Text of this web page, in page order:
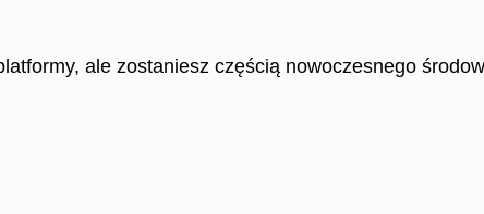
ale zostaniesz częścią nowoczesnego